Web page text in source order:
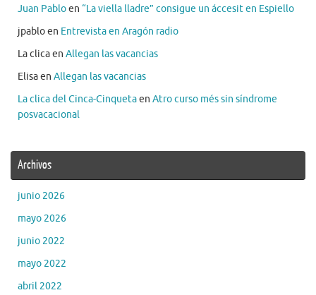
Juan Pabloen “La viella lladre” consigue un áccesit en Espiello
jpabloen Entrevista en Aragón radio
La clicaen Allegan las vacancias
Elisaen Allegan las vacancias
La clica del Cinca-Cinquetaen Atro curso més sin síndrome
posvacacional
Archivos
junio 2026
mayo 2026
junio 2022
mayo 2022
abril 2022